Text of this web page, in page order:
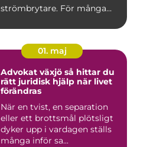
strömbrytare. För många
01. maj
Advokat växjö så hittar du
rätt juridisk hjälp när livet
förändras
När en tvist, en separation
eller ett brottsmål plötsligt
dyker upp i vardagen ställs
många inför sa...